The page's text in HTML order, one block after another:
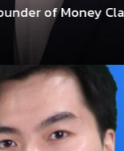
of Money